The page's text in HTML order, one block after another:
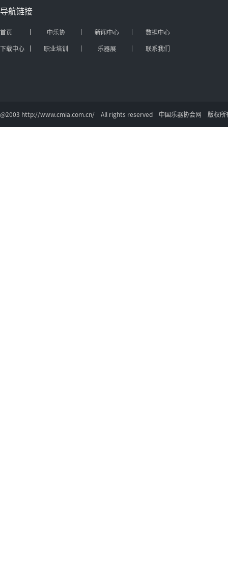
导航链接
首页 中乐协 新闻中心
数据中心
下载中心
职业培训 乐器展 联系我们
@2003 http://www.cmia.com.cn/ All rights reserved 中国乐器协会网 版权